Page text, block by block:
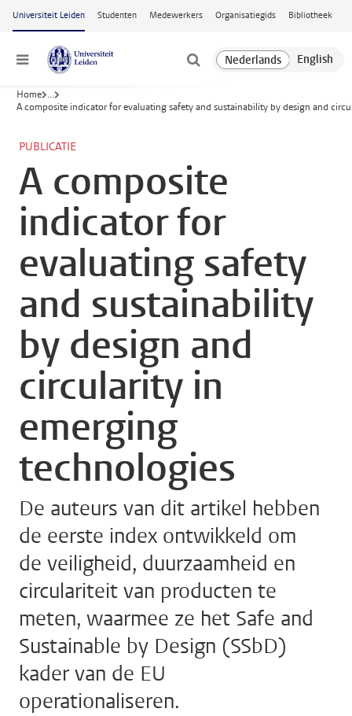
Ga naar hoofdinhoud
Universiteit Leiden Studenten Medewerkers Organisatiegids Bibliotheek
Menu
Home ...
A composite indicator for evaluating safety and sustainability by design and
PUBLICATIE
A composite
indicator for
evaluating safety
and sustainability
by design and
circularity in
emerging
technologies
De auteurs van dit artikel hebben
de eerste index ontwikkeld om
de veiligheid, duurzaamheid en
circulariteit van producten te
meten, waarmee ze het Safe and
Sustainable by Design (SSbD)
kader van de EU
operationaliseren.